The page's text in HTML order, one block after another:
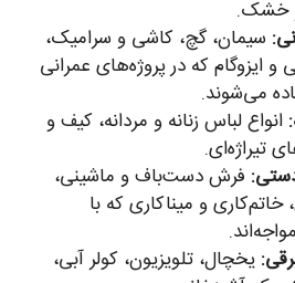
و خشک.
سیمان، گچ، کاشی و سرامیک،
ایزوگام که در پروژه‌های عمرانی
می‌شوند.
انواع لباس زنانه و مردانه، کیف و
تیراژه‌ای.
فرش دست‌باف و ماشینی،
خاتم‌کاری و میناکاری که با
یخچال، تلویزیون، کولر آبی،